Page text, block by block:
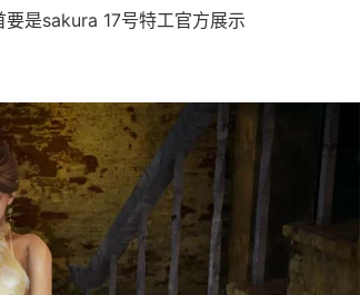
是sakura 17号特工官方展示